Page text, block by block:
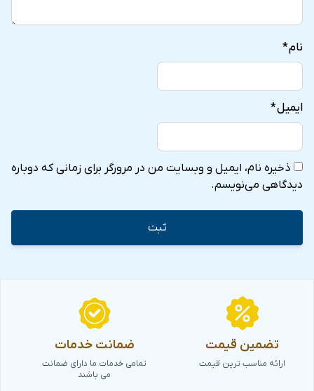
نام*
ایمیل*
ذخیره نام، ایمیل و وبسایت من در مرورگر برای زمانی که دوباره
دیدگاهی می‌نویسم.
تضمین قیمت
ارائه مناسب ترین قیمت
ضمانت خدمات
تمامی خدمات ما دارای ضمانت
می باشند